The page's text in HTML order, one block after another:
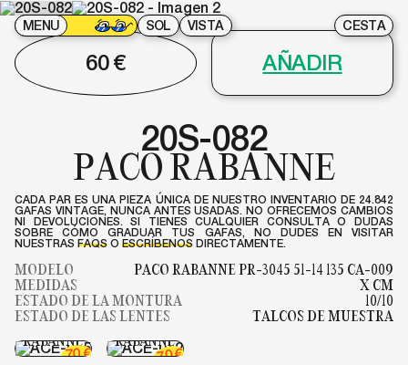
MENU SOL VISTA CESTA
20S-082
PACO RABANNE
CADA PAR ES UNA PIEZA ÚNICA DE NUESTRO INVENTARIO DE 24.842
GAFAS VINTAGE, NUNCA ANTES USADAS. NO OFRECEMOS CAMBIOS
NI DEVOLUCIONES. SI TIENES CUALQUIER CONSULTA O DUDAS
SOBRE CÓMO GRADUAR TUS GAFAS, NO DUDES EN VISITAR
NUESTRAS FAQS O ESCRÍBENOS DIRECTAMENTE.
MODELO
PACO RABANNE PR-3045 51-14 135 CA-009
MEDIDAS
X CM
ESTADO DE LA MONTURA
10/10
ESTADO DE LAS LENTES
TALCOS DE MUESTRA
60€ AÑADIR
ACE-015
RABANNE
70€
ACE-012
RABANNE
70€
20S-421
GIANFRANCO
20S-409